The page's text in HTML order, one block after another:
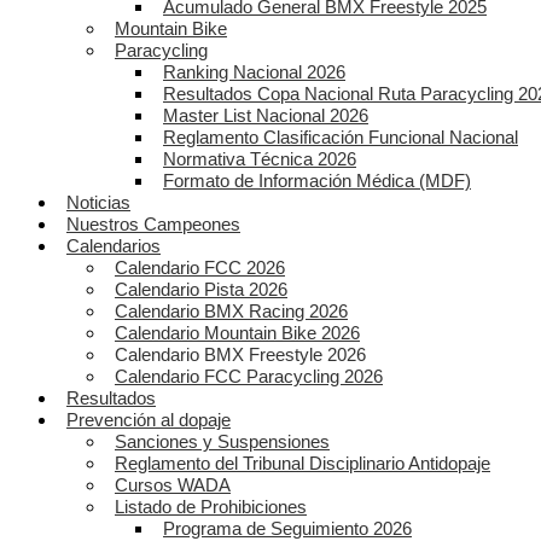
Acumulado General BMX Freestyle 2025
Mountain Bike
Paracycling
Ranking Nacional 2026
Resultados Copa Nacional Ruta Paracycling
Master List Nacional 2026
Reglamento Clasificación Funcional Nacional
Normativa Técnica 2026
Formato de Información Médica (MDF)
Noticias
Nuestros Campeones
Calendarios
Calendario FCC 2026
Calendario Pista 2026
Calendario BMX Racing 2026
Calendario Mountain Bike 2026
Calendario BMX Freestyle 2026
Calendario FCC Paracycling 2026
Resultados
Prevención al dopaje
Sanciones y Suspensiones
Reglamento del Tribunal Disciplinario Antidopaje
Cursos WADA
Listado de Prohibiciones
Programa de Seguimiento 2026